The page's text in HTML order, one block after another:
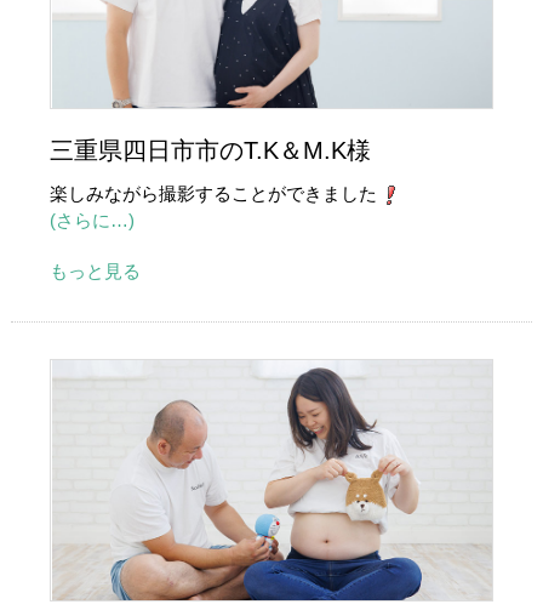
三重県四日市市のT.K＆M.K様
楽しみながら撮影することができました
(さらに…)
もっと見る